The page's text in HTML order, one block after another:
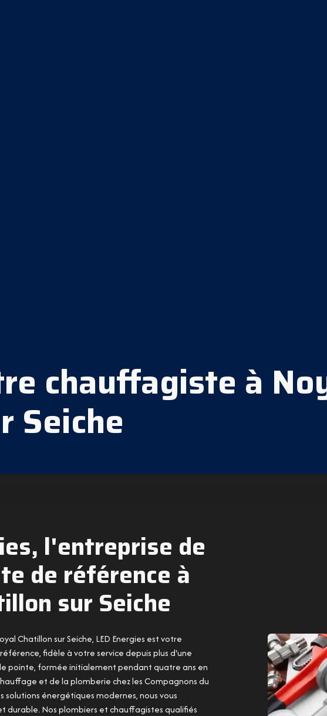
chauffagiste à
Seiche
l'entreprise de
de référence à
sur Seiche
Chatillon sur Seiche, LED Energies est votre
fidèle à votre service depuis plus d'une
pointe, formée initialement pendant quatre ans en
et de la plomberie chez les Compagnons du
solutions énergétiques modernes, nous vous
durable. Nos plombiers et chauffagistes qualifiés